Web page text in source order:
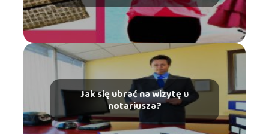
Jak się ubrać na wizytę u
notariusza?